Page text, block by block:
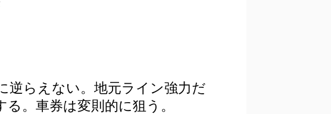
らえない。地元ライン強力だ
。車券は変則的に狙う。